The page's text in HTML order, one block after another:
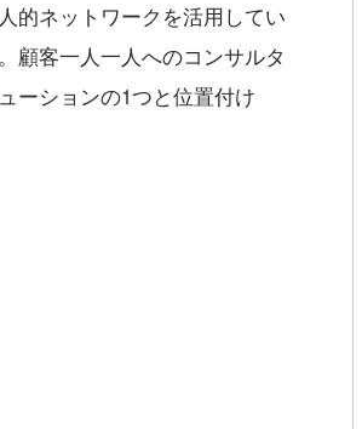
的ネットワークを活用してい
顧客一人一人へのコンサルタ
ーションの1つと位置付け